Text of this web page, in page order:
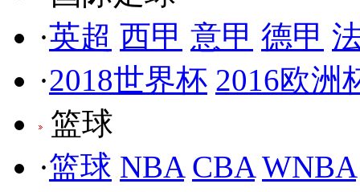
·英超 西甲 意甲 德甲
·2018世界杯 2016欧洲
篮球
·篮球 NBA CBA WNBA